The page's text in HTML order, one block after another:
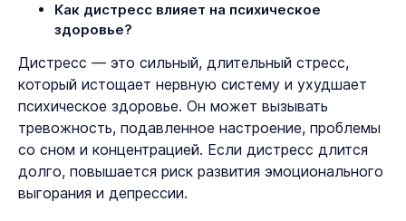
Как дистресс влияет на психическое
здоровье?
Дистресс — это сильный, длительный стресс,
который истощает нервную систему и ухудшает
психическое здоровье. Он может вызывать
тревожность, подавленное настроение, проблемы
со сном и концентрацией. Если дистресс длится
долго, повышается риск развития эмоционального
выгорания и депрессии.